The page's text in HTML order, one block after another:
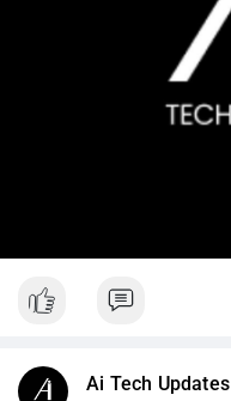
Ai Tech Updates